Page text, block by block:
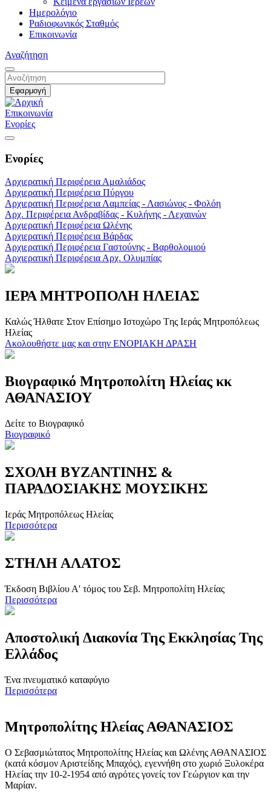
Ημερολόγιο
Ραδιοφωνικός Σταθμός
Επικοινωνία
Αναζήτηση
Επικοινωνία
Ενορίες
Ενορίες
Αρχιερατική Περιφέρεια Αμαλιάδος
Αρχιερατική Περιφέρεια Πύργου
Αρχιερατική Περιφέρεια Λαμπείας - Λασιώνος - Φολόη
Αρχ. Περιφέρεια Ανδραβίδας - Κυλήνης - Λεχαινών
Αρχιερατική Περιφέρεια Ωλένης
Αρχιερατική Περιφέρεια Βάρδας
Αρχιερατική Περιφέρεια Γαστούνης - Βαρθολομιού
Αρχιερατική Περιφέρεια Αρχ. Ολυμπίας
ΙΕΡΑ ΜΗΤΡΟΠΟΛΗ ΗΛΕΙΑΣ
Καλώς Ήλθατε Στον Επίσημο Iστοχώρο Tης Ιεράς Μητροπόλεως
Ηλείας
Ακολουθήστε μας και στην ΕΝΟΡΙΑΚΗ ΔΡΑΣΗ
Βιογραφικό Μητροπολίτη Ηλείας κκ
ΑΘΑΝΑΣΙΟΥ
Δείτε το Βιογραφικό
Βιογραφικό
ΣΧΟΛΗ ΒΥΖΑΝΤΙΝΗΣ &
ΠΑΡΑΔΟΣΙΑΚΗΣ ΜΟΥΣΙΚΗΣ
Ιεράς Μητροπόλεως Ηλείας
Περισσότερα
ΣΤΗΛΗ ΑΛΑΤΟΣ
Έκδοση Βιβλίου Α' τόμος του Σεβ. Μητροπολίτη Ηλείας
Περισσότερα
Αποστολική Διακονία Της Εκκλησίας Της
Ελλάδος
Ένα πνευματικό καταφύγιο
Περισσότερα
Μητροπολίτης Ηλείας ΑΘΑΝΑΣΙΟΣ
Ο Σεβασμιώτατος Μητροπολίτης Ηλείας και Ωλένης ΑΘΑΝΑΣΙΟΣ
(κατά κόσμον Αριστείδης Μπαχός), εγεννήθη στο χωριό Ξυλοκέρα
Ηλείας την 10-2-1954 από αγρότες γονείς τον Γεώργιον και την
Μαρίαν.